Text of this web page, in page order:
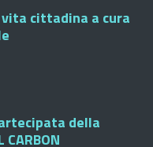
cittadina a cura
della